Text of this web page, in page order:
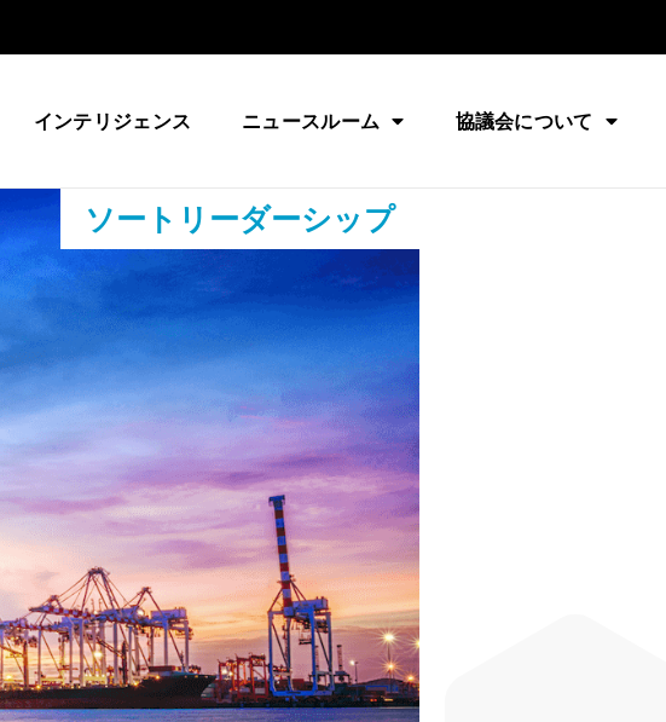
インテリジェンス ニュースルーム 協議会について
ソートリーダーシップ